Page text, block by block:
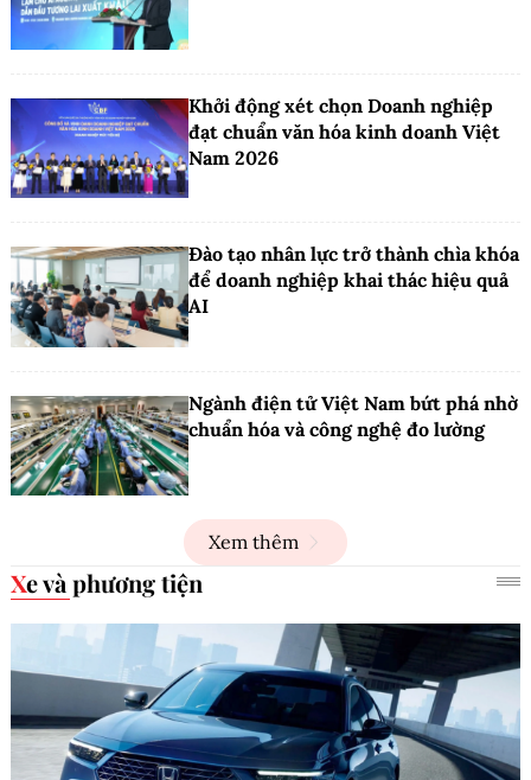
Khởi động xét chọn Doanh nghiệp
đạt chuẩn văn hóa kinh doanh Việt
Nam 2026
Đào tạo nhân lực trở thành chìa khóa
để doanh nghiệp khai thác hiệu quả
AI
Ngành điện tử Việt Nam bứt phá nhờ
chuẩn hóa và công nghệ đo lường
Xem thêm
Xe và phương tiện